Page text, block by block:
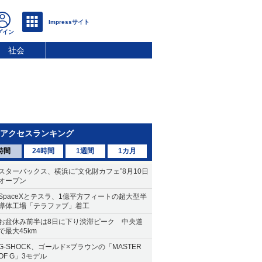
社会
アクセスランキング
間 24時間 1週間 1カ月
ターバックス、横浜に“文化財カフェ”8月10日
ープン
とテスラ、1億平方フィートの超大型半
体工場「テラファブ」着工
盆休み前半は8日に下り渋滞ピーク 中央道
最大45km
SHOCK、ゴールド×ブラウンの「MASTER
G」3モデル